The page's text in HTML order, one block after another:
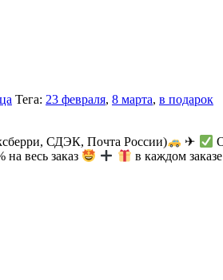
Тега: 23 февраля, 8 марта, в подарок
СДЭК, Почта России) ✈
весь заказ
в каждом